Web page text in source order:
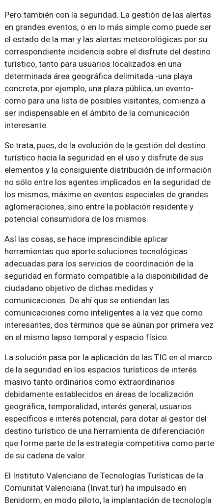
Pero también con la seguridad. La gestión de las alertas
en grandes eventos, o en lo más simple como puede ser
el estado de la mar y las alertas meteorológicas por su
correspondiente incidencia sobre el disfrute del destino
turístico, tanto para usuarios localizados en una
determinada área geográfica delimitada -una playa
concreta, por ejemplo, una plaza pública, un evento-
como para una lista de posibles visitantes, comienza a
ser indispensable en el ámbito de la comunicación
interesante.
Se trata, pues, de la evolución de la gestión del destino
turístico hacia la seguridad en el uso y disfrute de sus
elementos y la consiguiente distribución de información
no sólo entre los agentes implicados en la seguridad de
los mismos, máxime en eventos especiales de grandes
aglomeraciones, sino entre la población residente y
potencial consumidora de los mismos.
Así las cosas, se hace imprescindible aplicar
herramientas que aporte soluciones tecnológicas
adecuadas para los servicios de coordinación de la
seguridad en formato compatible a la disponibilidad de
ciudadano objetivo de dichas medidas y
comunicaciones. De ahí que se entiendan las
comunicaciones como inteligentes a la vez que como
interesantes, dos términos que se aúnan por primera vez
en el mismo lapso temporal y espacio físico.
La solución pasa por la aplicación de las TIC en el marco
de la seguridad en los espacios turísticos de interés
masivo tanto ordinarios como extraordinarios
debidamente establecidos en áreas de localización
geográfica, temporalidad, interés general, usuarios
específicos e interés potencial, para dotar al gestor del
destino turístico de una herramienta de diferenciación
que forme parte de la estrategia competitiva como parte
de su cadena de valor.
El Instituto Valenciano de Tecnologías Turísticas de la
Comunitat Valenciana (Invat.tur) ha impulsado en
Benidorm, en modo piloto, la implantación de tecnología